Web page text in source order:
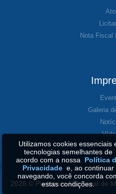
Nota Fiscal
Galeria
2026 © Prefeitura Municipal de
Utilizamos cookies essenciais
tecnologias semelhantes de
acordo com a nossa Política
Privacidadee, ao continuar
navegando, você concorda
estas condições.